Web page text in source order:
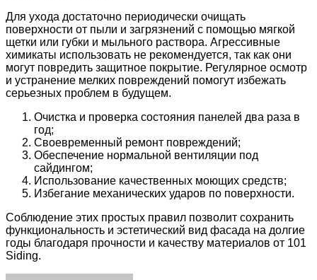
Для ухода достаточно периодически очищать
поверхности от пыли и загрязнений с помощью мягкой
щетки или губки и мыльного раствора. Агрессивные
химикаты использовать не рекомендуется, так как они
могут повредить защитное покрытие. Регулярное осмотр
и устранение мелких повреждений помогут избежать
серьезных проблем в будущем.
Очистка и проверка состояния панелей два раза в
год;
Своевременный ремонт повреждений;
Обеспечение нормальной вентиляции под
сайдингом;
Использование качественных моющих средств;
Избегание механических ударов по поверхности.
Соблюдение этих простых правил позволит сохранить
функциональность и эстетический вид фасада на долгие
годы благодаря прочности и качеству материалов от 101
Siding.